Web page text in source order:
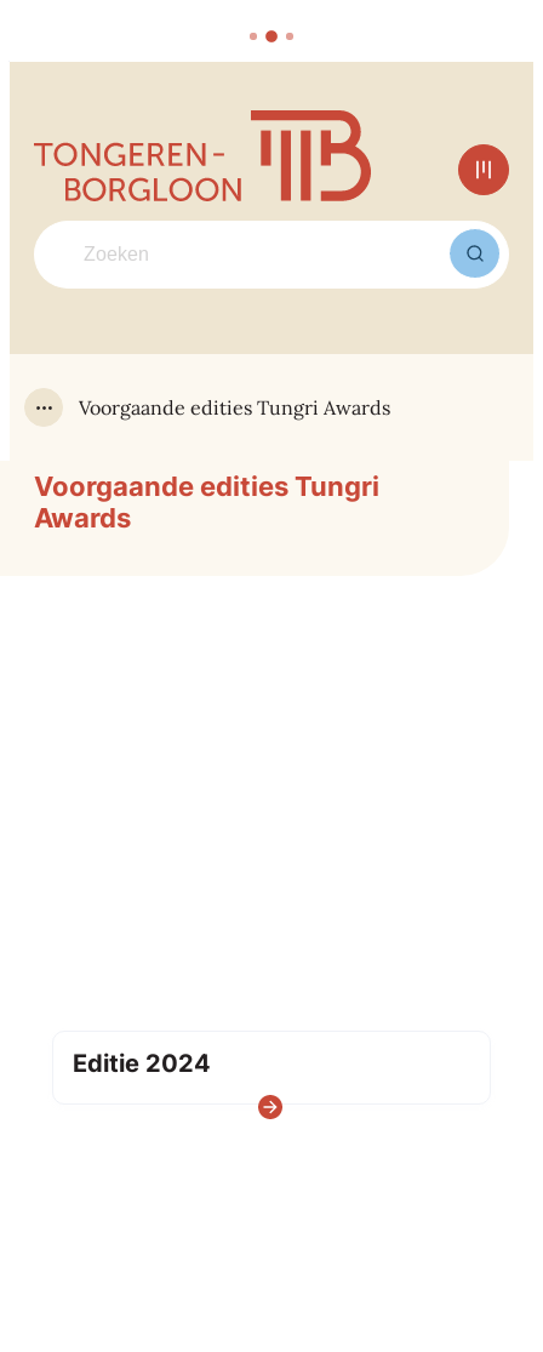
Waarmee kunnen we jou helpen?
Toon alle broodkruimel items
Voorgaande edities Tungri Awards
Voorgaande edities Tungri
Awards
Editie 2024
Lees meer